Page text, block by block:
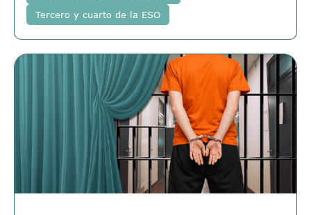
Tercero y cuarto de la ESO